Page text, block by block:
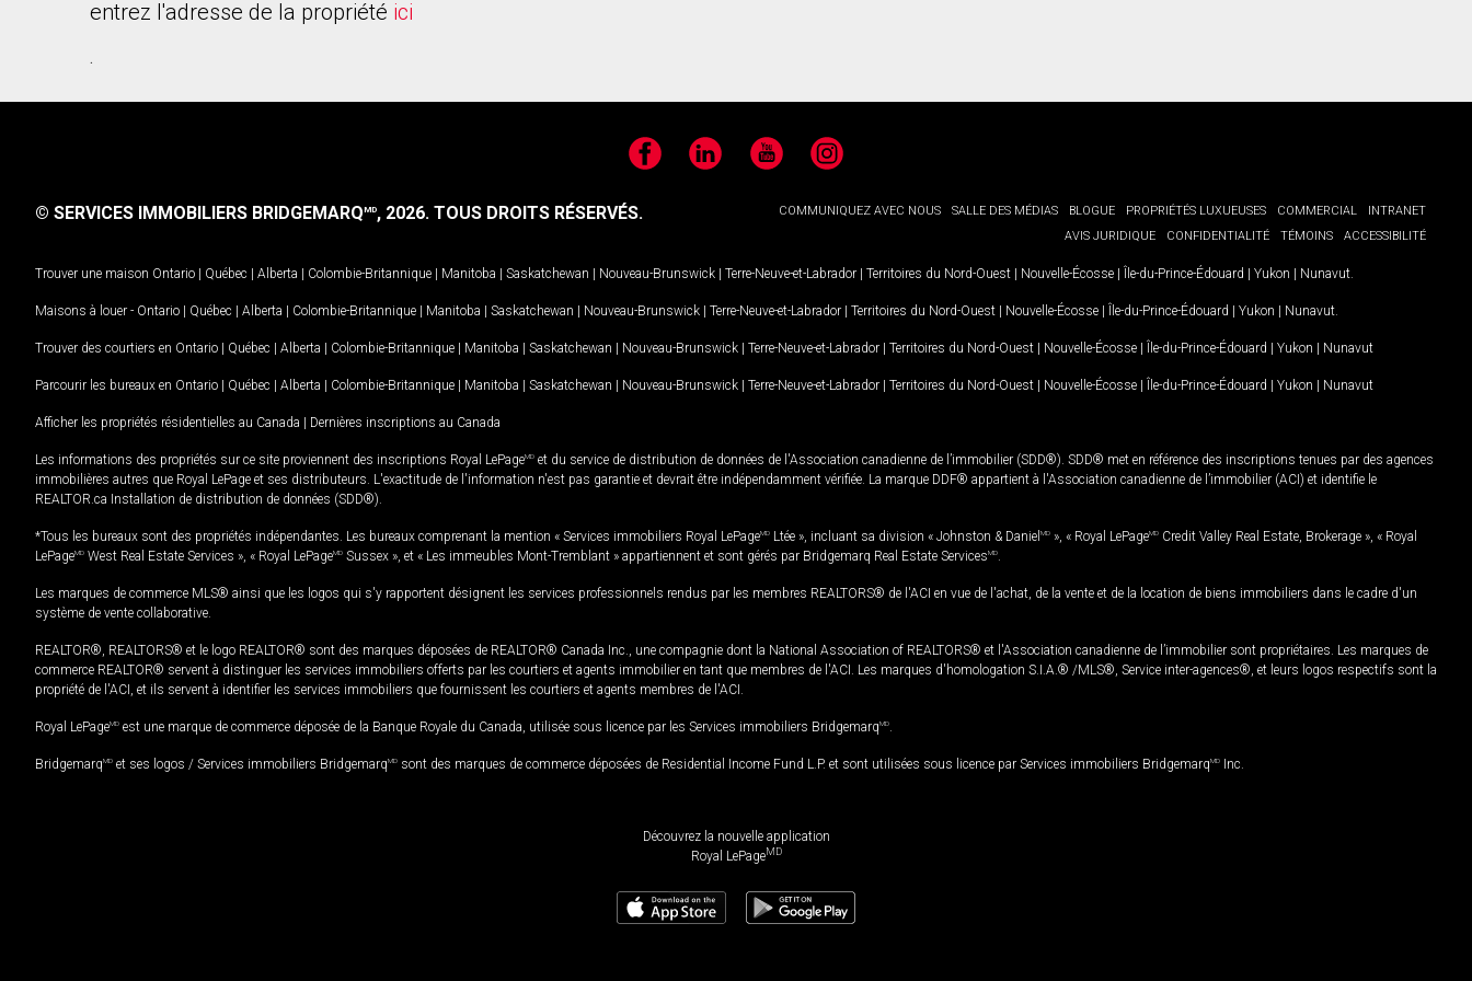
entrez l'adresse de la propriété ici
.
FacebookLinkedIn YouTubeInstagram
COMMUNIQUEZ AVEC NOUS SALLE DES MÉDIAS BLOGUE PROPRIÉTÉS LUXUEUSES COMMERCIAL
INTRANET
AVIS JURIDIQUE
CONFIDENTIALITÉ TÉMOINS ACCESSIBILITÉ
© SERVICES IMMOBILIERS BRIDGEMARQMD, 2026. TOUS DROITS RÉSERVÉS.
Trouver une maison Ontario | Québec | Alberta | Colombie-Britannique | Manitoba | Saskatchewan | Nouveau-Brunswick | Terre-Neuve-et-Labrador | Territoires du Nord-Ouest | Nouvelle-Écosse | Île-du-Prince-Édouard | Yukon | Nunavut
Maisons à louer - Ontario | Québec | Alberta | Colombie-Britannique | Manitoba | Saskatchewan | Nouveau-Brunswick | Terre-Neuve-et-Labrador | Territoires du Nord-Ouest | Nouvelle-Écosse | Île-du-Prince-Édouard | Yukon | Nunavut
Trouver des courtiers en Ontario | Québec | Alberta | Colombie-Britannique | Manitoba | Saskatchewan | Nouveau-Brunswick | Terre-Neuve-et-Labrador | Territoires du Nord-Ouest | Nouvelle-Écosse | Île-du-Prince-Édouard | Yukon | Nunavut
Parcourir les bureaux en Ontario | Québec | Alberta | Colombie-Britannique | Manitoba | Saskatchewan | Nouveau-Brunswick | Terre-Neuve-et-Labrador | Territoires du Nord-Ouest | Nouvelle-Écosse | Île-du-Prince-Édouard | Yukon | Nunavut
Afficher les propriétés résidentielles au Canada | Dernières inscriptions au Canada
Les informations des propriétés sur ce site proviennent des inscriptions Royal LePageMD et du service de distribution de données de l'Association canadienne de l’immobilier (SDD®). SDD® met en référence des inscriptions tenues par des agences
immobilières autres que Royal LePage et ses distributeurs. L'exactitude de l'information n'est pas garantie et devrait être indépendamment vérifiée. La marque DDF® appartient à l'Association canadienne de l’immobilier (ACI) et identifie le
REALTOR.ca Installation de distribution de données (SDD®).
*Tous les bureaux sont des propriétés indépendantes. Les bureaux comprenant la mention « Services immobiliers Royal LePageMD Ltée », incluant sa division « Johnston & Daniel MD », « Royal LePageMD Credit Valley Real Estate, Brokerage », « Royal
LePageMD West Real Estate Services », « Royal LePageMD Sussex », et « Les immeubles Mont-Tremblant » appartiennent et sont gérés par Bridgemarq Real Estate ServicesMD
Les marques de commerce MLS® ainsi que les logos qui s'y rapportent désignent les services professionnels rendus par les membres REALTORS® de l'ACI en vue de l'achat, de la vente et de la location de biens immobiliers dans le cadre d'un
système de vente collaborative.
REALTOR®, REALTORS® et le logo REALTOR® sont des marques déposées de REALTOR® Canada Inc., une compagnie dont la National Association of REALTORS® et l'Association canadienne de l’immobilier sont propriétaires. Les marques de
commerce REALTOR® servent à distinguer les services immobiliers offerts par les courtiers et agents immobilier en tant que membres de l'ACI. Les marques d'homologation S.I.A.® /MLS®, Service inter-agences®, et leurs logos respectifs sont la
propriété de l'ACI, et ils servent à identifier les services immobiliers que fournissent les courtiers et agents membres de l'ACI.
Royal LePageMD est une marque de commerce déposée de la Banque Royale du Canada, utilisée sous licence par les Services immobiliers BridgemarqMD
BridgemarqMD et ses logos / Services immobiliers BridgemarqMD sont des marques de commerce déposées de Residential Income Fund L.P. et sont utilisées sous licence par Services immobiliers BridgemarqMD Inc.
Découvrez la nouvelle application
Royal LePageMD